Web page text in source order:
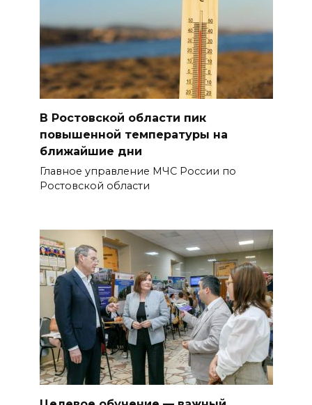
В Ростовской области пик
повышенной температуры на
ближайшие дни
Главное управление МЧС России по
Ростовской области